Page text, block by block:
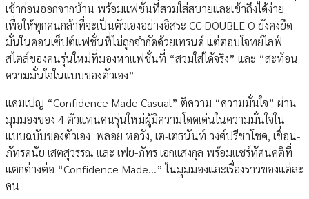
เช้าก่อนออกจากบ้าน พร้อมแฟชั่นที่สวมใส่สบายและเข้าถึงได้ง่าย
เพื่อให้ทุกคนกล้าที่จะเป็นตัวเองอย่างอิสระ CC DOUBLE O ยังคงยึด
มั่นในคอนเซ็ปต์แฟชั่นที่ไม่ถูกจำกัดด้วยเทรนด์ แต่ตอบโจทย์ไลฟ์
สไตล์ของคนรุ่นใหม่ที่มองหาแฟชั่นที่ “สวมใส่ได้จริง” และ “สะท้อน
ความมั่นใจในแบบของตัวเอง”
แคมเปญ “Confidence Made Casual” ตีความ “ความมั่นใจ” ผ่าน
มุมมองของ 4 ตัวแทนคนรุ่นใหม่ผู้มีความโดดเด่นในความมั่นใจใน
แบบฉบับของตัวเอง พลอย หอวัง, เต-เตธนันท์ วงศ์ปรีชาโชค, เขื่อน-
ภัทรดนัย เสตสุวรรณ และ เฟย-ภัทร เอกแสงกุล พร้อมแชร์ทัศนคติที่
แตกต่างต่อ “Confidence Made…” ในมุมมองและเรื่องราวของแต่ละ
คน